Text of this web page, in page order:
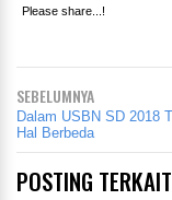
Please share...!
SEBELUMNYA
Dalam USBN SD 2018
Hal Berbeda
POSTING TERKAIT